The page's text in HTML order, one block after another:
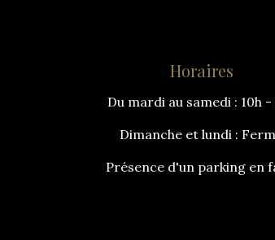
Horaires
Du mardi au samedi : 10h -
Dimanche et lundi :
Présence d'un parking en